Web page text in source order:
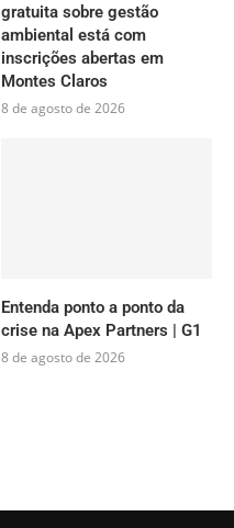
gratuita sobre gestão
ambiental está com
inscrições abertas em
Montes Claros
8 de agosto de 2026
Entenda ponto a ponto da
crise na Apex Partners | G1
8 de agosto de 2026